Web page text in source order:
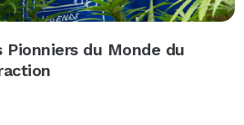
Pionniers du Monde du